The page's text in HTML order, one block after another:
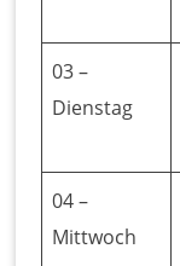
03 –
Dienstag
04 –
Mittwoch